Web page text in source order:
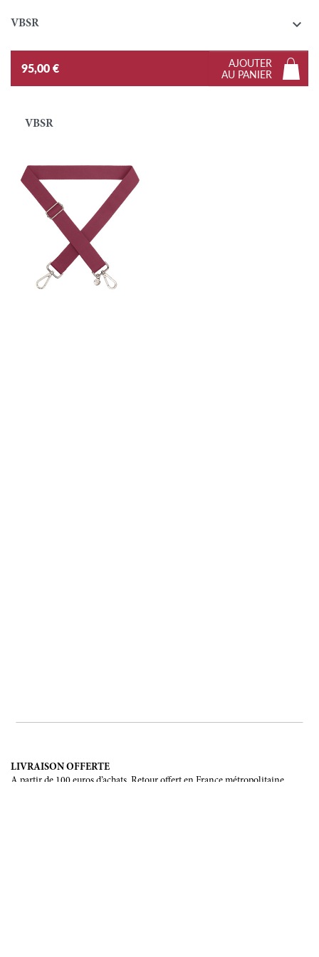
VBSR 
95,00 €
AJOUTER
AU PANIER
VBSR
LIVRAISON OFFERTE
A partir de 100 euros d’achats. Retour offert en France métropolitaine,